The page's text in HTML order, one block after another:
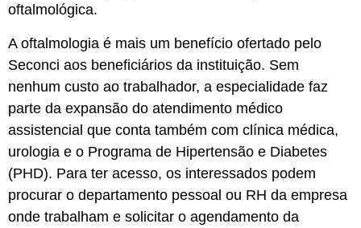
oftalmológica.
A oftalmologia é mais um benefício ofertado pelo
Seconci aos beneficiários da instituição. Sem
nenhum custo ao trabalhador, a especialidade faz
parte da expansão do atendimento médico
assistencial que conta também com clínica médica,
urologia e o Programa de Hipertensão e Diabetes
(PHD). Para ter acesso, os interessados podem
procurar o departamento pessoal ou RH da empresa
onde trabalham e solicitar o agendamento da